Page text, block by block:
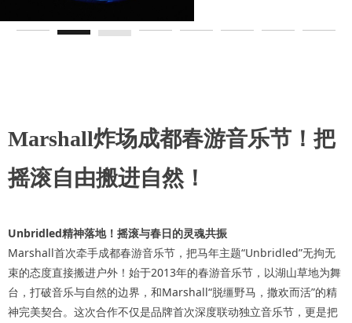
Marshall炸场成都春游音乐节！把
摇滚自由搬进自然！
Unbridled精神落地！摇滚与春日的灵魂共振
Marshall首次牵手成都春游音乐节，把马年主题“Unbridled”无拘无
束的态度直接搬进户外！始于2013年的春游音乐节，以湖山草地为舞
台，打破音乐与自然的边界，和Marshall“脱缰野马，撒欢而活”的精
神完美契合。这次合作不仅是品牌首次深度联动独立音乐节，更是把